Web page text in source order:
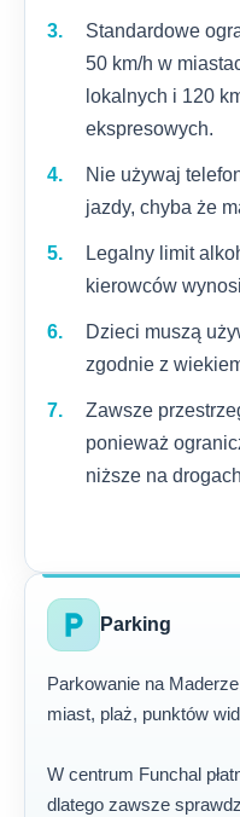
Standardowe
50 km/h w
lokalnych i 120
ekspresowych.
Nie używaj
jazdy, chyba że
Legalny limit
kierowców
Dzieci muszą
zgodnie z
Zawsze
ponieważ
niższe na
local_parking Parking
Parkowanie na
miast, plaż, punktów
W centrum Funchal
dlatego zawsze